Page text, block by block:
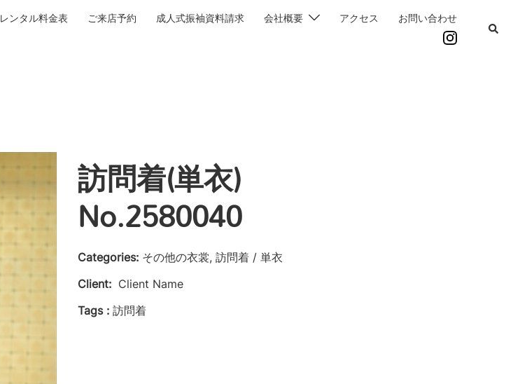
レンタル料金表 ご来店予約 成人式振袖資料請求 会社概要 アクセス お問い合わせ
訪問着(単衣)
No.2580040
Categories: その他の衣裳, 訪問着 / 単衣
Client: Client Name
Tags : 訪問着